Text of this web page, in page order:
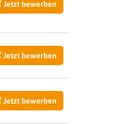
Jetzt bewerben
Jetzt bewerben
Jetzt bewerben